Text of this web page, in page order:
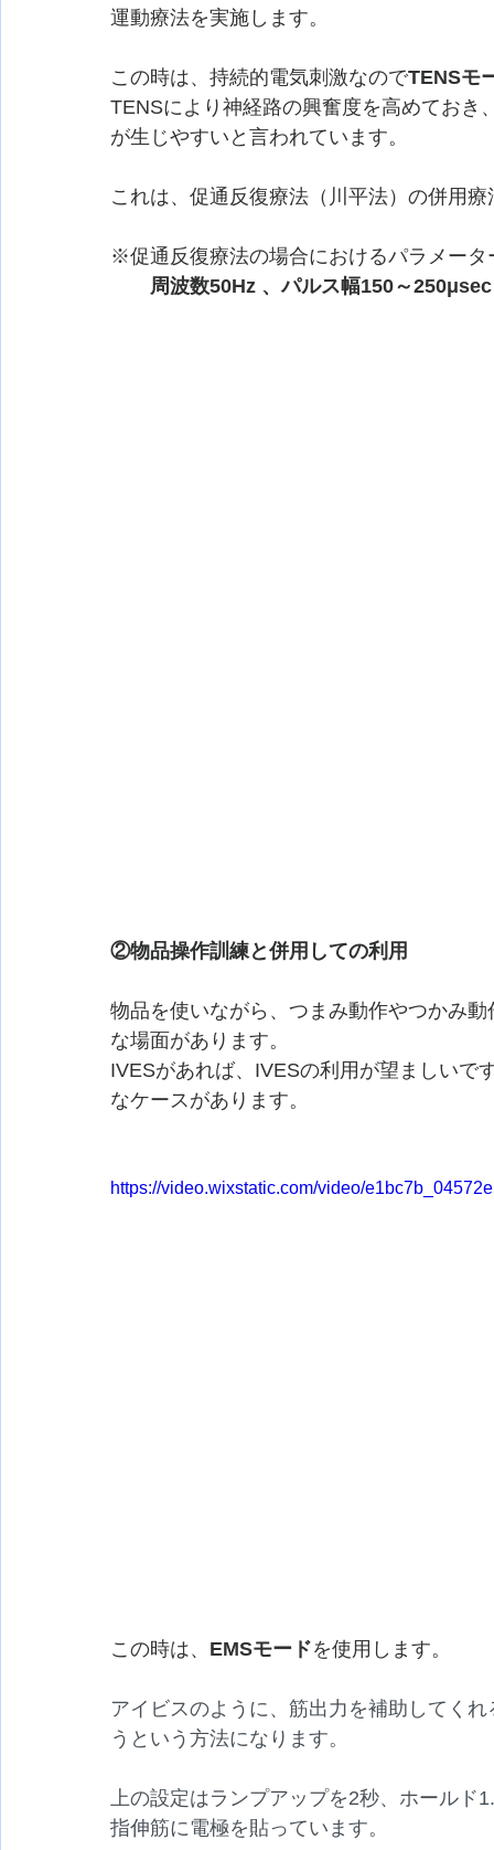
運動療法を実施します。
この時は、持続的電気刺激なのでTENSモ
TENSにより神経路の興奮度を高めておき
が生じやすいと言われています。
これは、促通反復療法（川平法）の併用
※促通反復療法の場合におけるパラメータ
周波数50Hz 、パルス幅150～250μsec
②物品操作訓練と併用しての利用
物品を使いながら、つまみ動作やつかみ
な場面があります。
IVESがあれば、IVESの利用が望ましいで
なケースがあります。
https://video.wixstatic.com/video/
この時は、 EMSモードを使用します。
アイビスのように、筋出力を補助してく
うという方法になります。
上の設定はランプアップを2秒、ホール
指伸筋に電極を貼っています。